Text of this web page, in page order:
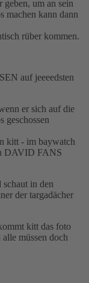
um an sein
machen kann dann
rüber kommen.
auf jeeeedsten
er sich auf die
geschossen
kitt - im baywatch
DAVID FANS
in den
der targadächer
kitt das foto
müssen doch